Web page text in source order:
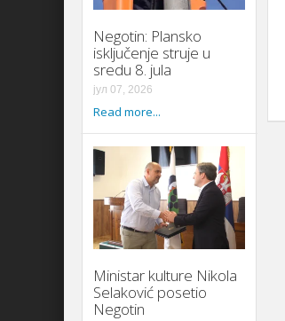
Negotin: Plansko
isključenje struje u
sredu 8. jula
јул 07, 2026
Read more...
Ministar kulture Nikola
Selaković posetio
Negotin